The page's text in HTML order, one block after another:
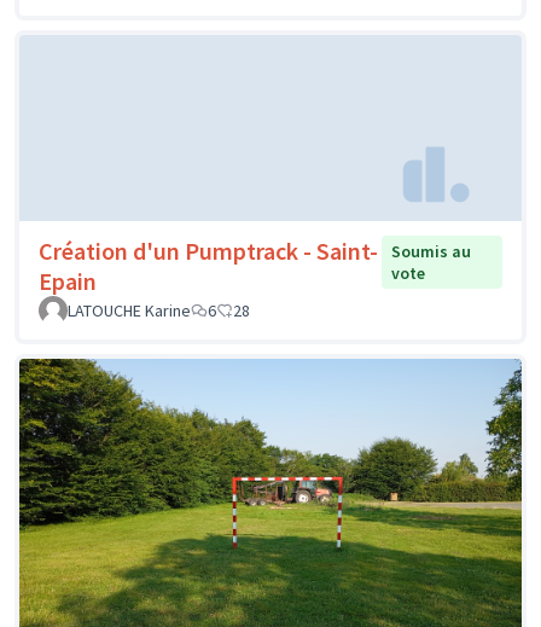
Création d'un Pumptrack - Saint-
Epain
Soumis au
vote
LATOUCHE Karine
6 28